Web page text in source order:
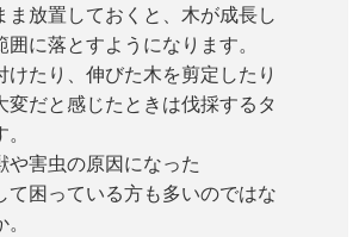
ま放置しておくと、木が成長し
に落とすようになります。
けたり、伸びた木を剪定したり
変だと感じたときは伐採するタ
害虫の原因になった
て困っている方も多いのではな